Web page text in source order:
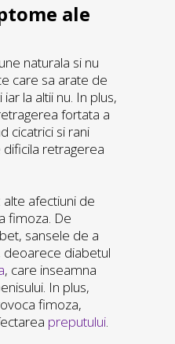
ale
naturala si nu
care sa arate de
la altii nu. In plus,
fortata a
cicatrici si rani
dificila retragerea
: alte afectiuni de
fimoza. De
sansele de a
deoarece diabetul
, care inseamna
In plus,
fimoza,
preputului.